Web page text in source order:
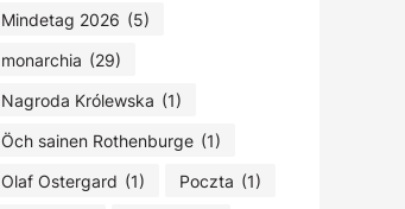
Mindetag 2026 (5)
monarchia (29)
Nagroda Królewska (1)
Öch sainen Rothenburge (1)
Olaf Ostergard (1) Poczta (1)